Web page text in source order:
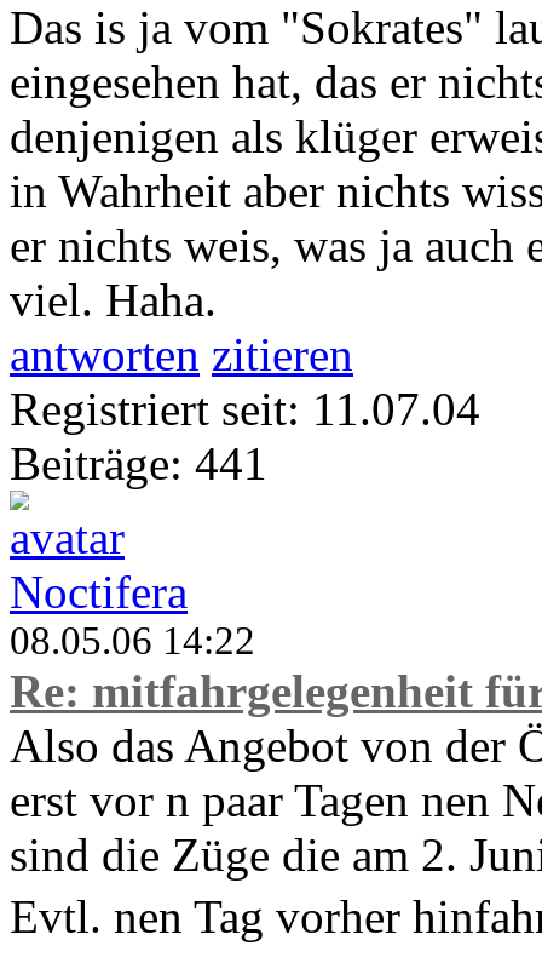
Das is ja vom "Sokrates"
eingesehen hat, das er
denjenigen als klüger
in Wahrheit aber nichts
er nichts weis, was ja
viel. Haha.
antworten zitieren
Registriert seit: 11.07.04
Beiträge: 441
Noctifera
08.05.06 14:22
Re: mitfahrgelegenheit
Also das Angebot von der
erst vor n paar Tagen nen
sind die Züge die am 2.
Evtl. nen Tag vorher